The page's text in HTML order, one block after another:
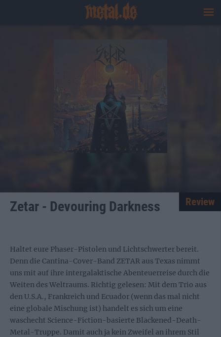
Zetar - Devouring Darkness Review
Haltet eure Phaser-Pistolen und Lichtschwerter bereit.
Denn die Cantina-Cover-Band ZETAR aus Texas nimmt
uns mit auf ihre intergalaktische Abenteuerreise durch die
Weiten des Weltraums. Richtig gelesen: Mit dem Trio aus
den U.S.A., Frankreich und Ecuador (wenn das mal nicht
eine globale Mischung ist) handelt es sich um eine
waschecht Science-Fiction-basierte Blackened-Death-
Metal-Truppe. Damit auch ja kein Zweifel an ihrem Stil